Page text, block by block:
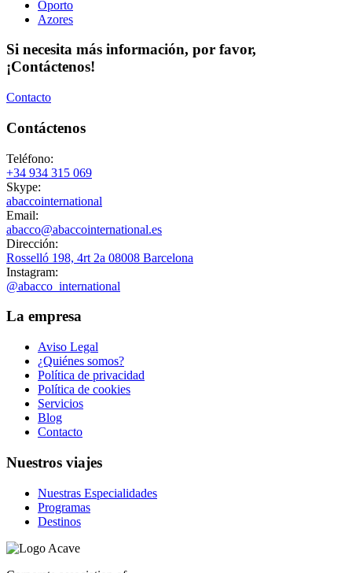
Oporto
Azores
Si necesita más información, por favor,
¡Contáctenos!
Contacto
Contáctenos
Teléfono:
+34 934 315 069
Skype:
abaccointernational
Email:
abacco@abaccointernational.es
Dirección:
Rosselló 198, 4rt 2a 08008 Barcelona
Instagram:
@abacco_international
La empresa
Aviso Legal
¿Quiénes somos?
Política de privacidad
Política de cookies
Servicios
Blog
Contacto
Nuestros viajes
Nuestras Especialidades
Programas
Destinos